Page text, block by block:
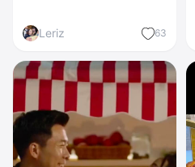
Leriz 63